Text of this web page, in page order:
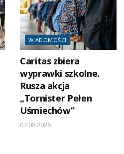
WIADOMOŚCI
Caritas zbiera
wyprawki szkolne.
Rusza akcja
„Tornister Pełen
Uśmiechów”
07.08.2026